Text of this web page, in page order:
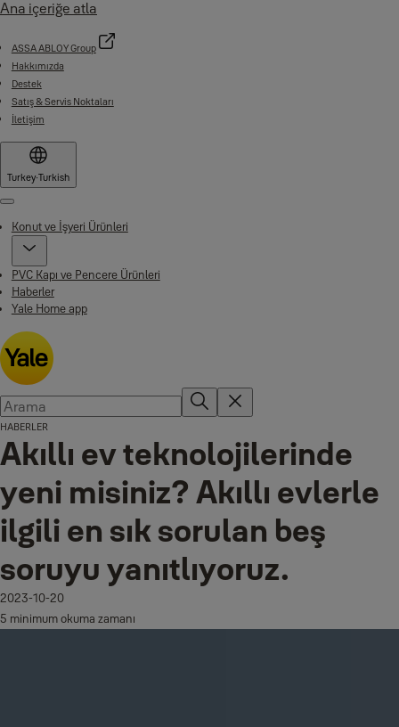
Ana içeriğe atla
ASSA ABLOY Group
Hakkımızda
Destek
Satış & Servis Noktaları
İletişim
Turkey·Turkish
Menu
Konut ve İşyeri Ürünleri
PVC Kapı ve Pencere Ürünleri
Haberler
Yale Home app
HABERLER
Akıllı ev teknolojilerinde
yeni misiniz? Akıllı evlerle
ilgili en sık sorulan beş
soruyu yanıtlıyoruz.
2023-10-20
5 minimum okuma zamanı